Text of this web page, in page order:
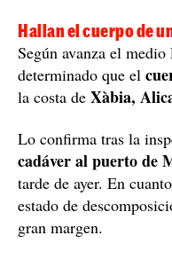
Hallan el cuerpo de
Según avanza el
determinado que el
la costa de Xàbia,
Lo confirma tras la
cadáver al puerto de
tarde de ayer. En
estado de
gran margen.